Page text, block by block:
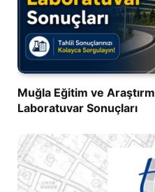
Muğla Eğitim ve
Laboratuvar Sonuçları